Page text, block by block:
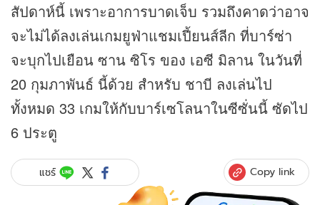
สัปดาห์นี้ เพราะอาการบาดเจ็บ รวมถึงคาดว่าอาจ
จะไม่ได้ลงเล่นเกมยูฟ่าแชมเปี้ยนส์ลีก ที่บาร์ซ่า
จะบุกไปเยือน ซาน ซิโร ของ เอซี มิลาน ในวันที่
20 กุมภาพันธ์ นี้ด้วย สำหรับ ชาบี ลงเล่นไป
ทั้งหมด 33 เกมให้กับบาร์เซโลนาในซีซั่นนี้ ซัดไป
6 ประตู
แชร์ Copy link